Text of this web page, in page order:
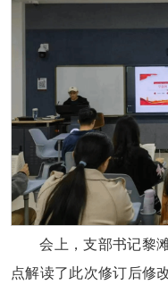
会上，支部书记黎
点解读了此次修订后修